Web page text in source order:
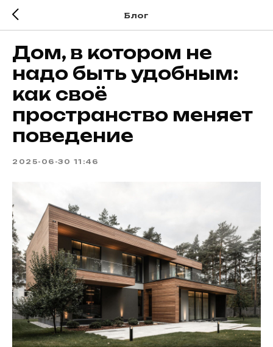
Блог
Дом, в котором не
надо быть удобным:
как своё
пространство меняет
поведение
2025-06-30 11:46